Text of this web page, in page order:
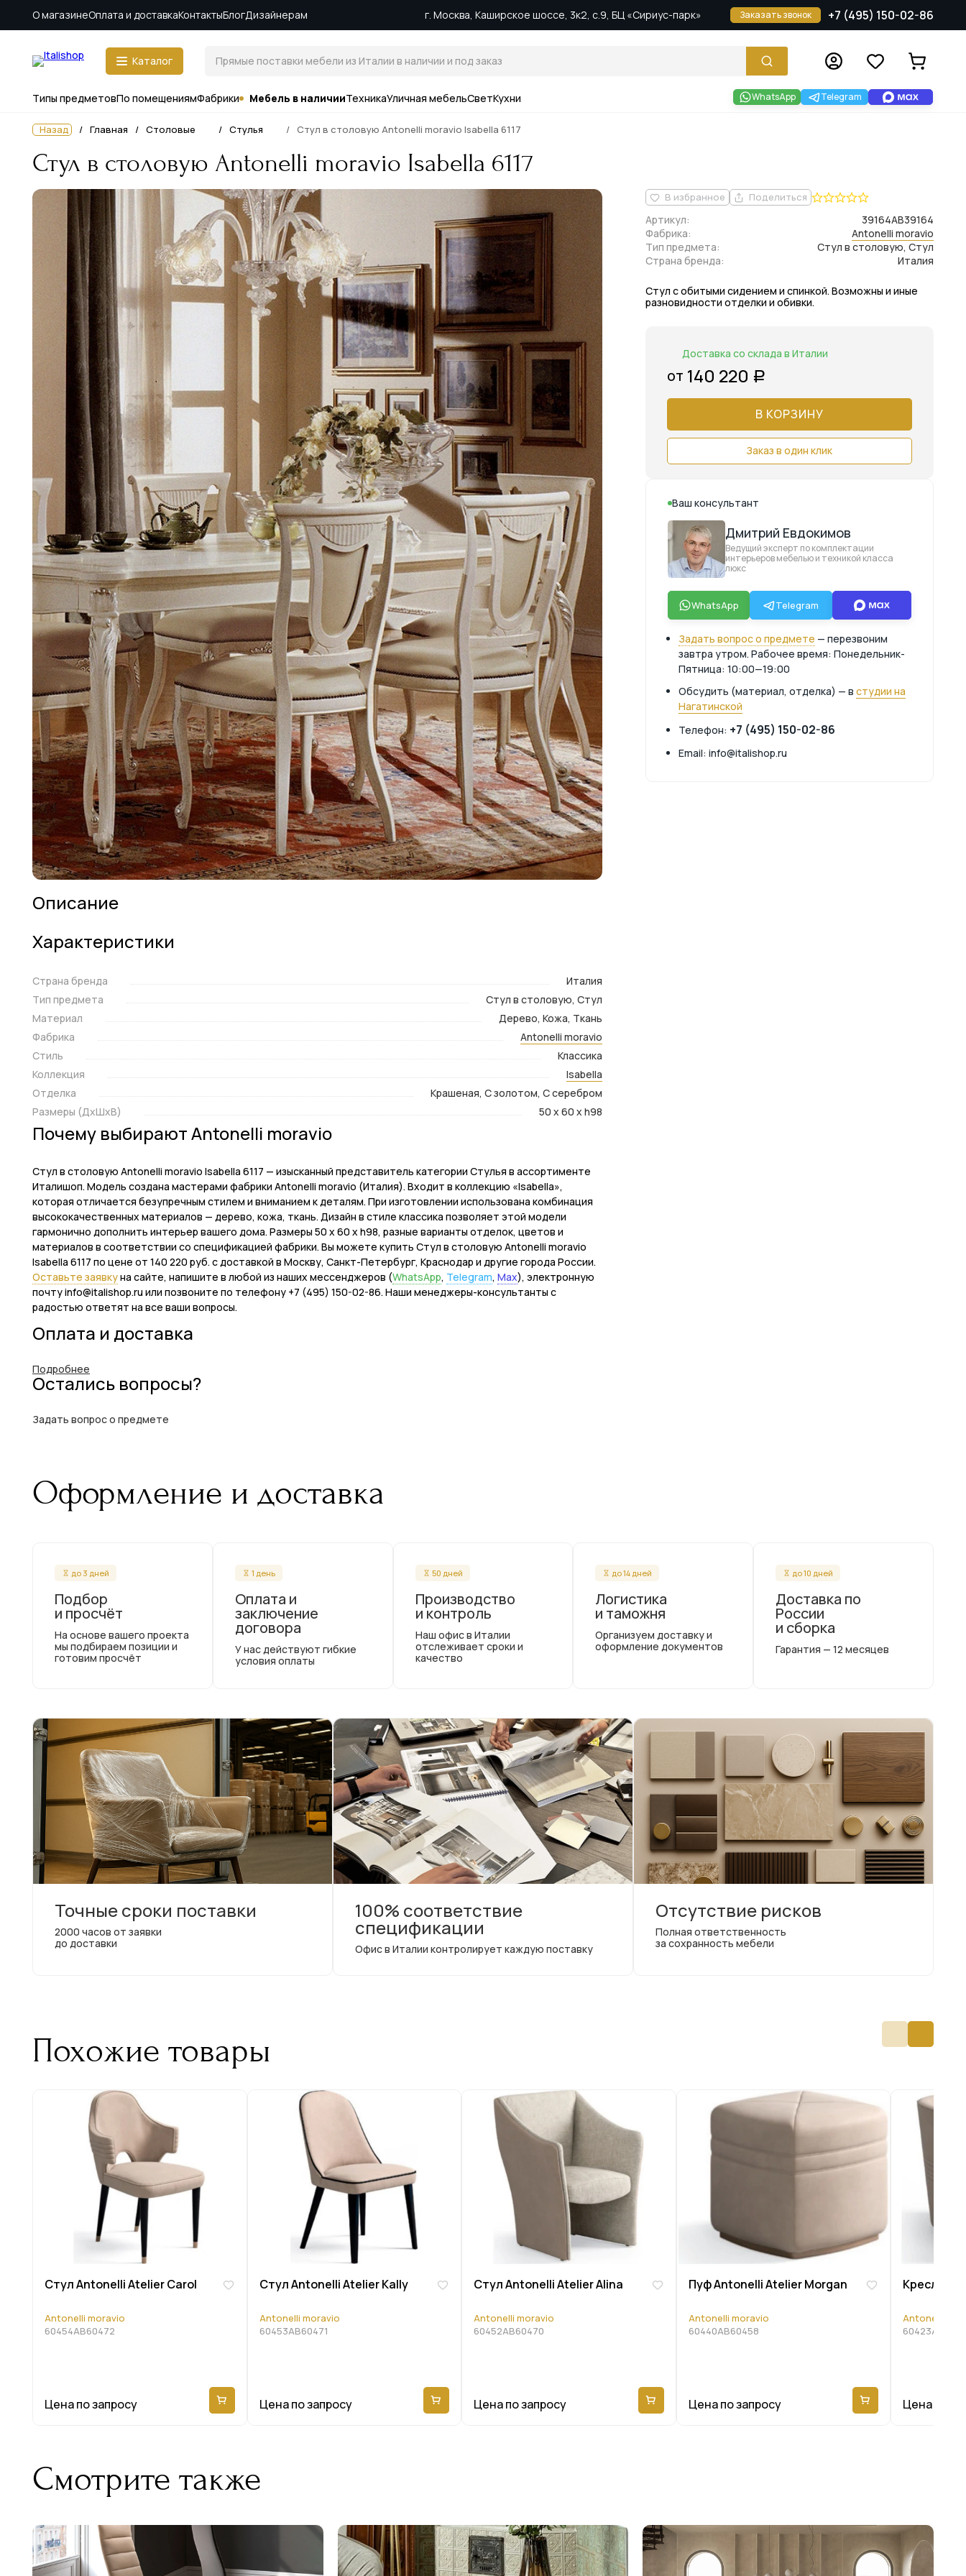
О магазинеОплата и доставкаКонтактыБлогДизайнерам г. Москва, Каширское шоссе, 3к2, с.9, БЦ «Сириус-парк» Заказать звонок +7 (495) 150-02-86
Каталог
Типы предметовПо помещениямФабрики Мебель в наличииТехникаУличная мебельСветКухни WhatsApp Telegram
Назад Главная Столовые Стулья Стул в столовую Antonelli moravio Isabella 6117
Стул в столовую Antonelli moravio Isabella 6117
Описание
Характеристики
Страна бренда
Италия
Тип предмета
Стул в столовую, Стул
Материал
Дерево, Кожа, Ткань
Фабрика
Antonelli moravio
Стиль
Классика
Коллекция
Isabella
Отделка
Крашеная, С золотом, С серебром
Размеры (ДxШxВ)
50 x 60 x h98
Почему выбирают Antonelli moravio
Стул в столовую Antonelli moravio Isabella 6117 — изысканный представитель категории Стулья в ассортименте
Италишоп. Модель создана мастерами фабрики Antonelli moravio (Италия). Входит в коллекцию «Isabella»,
которая отличается безупречным стилем и вниманием к деталям. При изготовлении использована комбинация
высококачественных материалов — дерево, кожа, ткань. Дизайн в стиле классика позволяет этой модели
гармонично дополнить интерьер вашего дома. Размеры 50 x 60 x h98, разные варианты отделок, цветов и
материалов в соответствии со спецификацией фабрики. Вы можете купить Стул в столовую Antonelli moravio
Isabella 6117 по цене от 140 220 руб. с доставкой в Москву, Санкт-Петербург, Краснодар и другие города России.
Оставьте заявкуна сайте, напишите в любой из наших мессенджеров (WhatsApp, Telegram, Max), электронную
почту info@italishop.ru или позвоните по телефону +7 (495) 150-02-86. Наши менеджеры-консультанты с
радостью ответят на все ваши вопросы.
Оплата и доставка
Подробнее
Остались вопросы?
Задать вопрос о предмете
В избранное Поделиться
Фабрика: Antonelli moravio
Артикул:
39164AB39164
Тип предмета:
Стул в столовую, Стул
Страна бренда:
Италия
Стул с обитыми сидением и спинкой. Возможны и иные
разновидности отделки и обивки.
Доставка со склада в Италии
от 140 220 Р
В КОРЗИНУ
Заказ в один клик
Ваш консультант
Дмитрий Евдокимов
Ведущий эксперт по комплектации
интерьеров мебелью и техникой класса
люкс
WhatsApp Telegram
Задать вопрос о предмете — перезвоним
завтра утром. Рабочее время: Понедельник-
Пятница: 10:00—19:00
Обсудить (материал, отделка) — в студии на
Нагатинской
Телефон: +7 (495) 150-02-86
Email: info@italishop.ru
Оформление и доставка
до 3 дней
Подбор
и просчёт
На основе вашего проекта
мы подбираем позиции и
готовим просчёт
1 день
Оплата и
заключение
договора
У нас действуют гибкие
условия оплаты
50 дней
Производство
и контроль
Наш офис в Италии
отслеживает сроки и
качество
до 14 дней
Логистика
и таможня
Организуем доставку и
оформление документов
до 10 дней
Доставка по
России
и сборка
Гарантия — 12 месяцев
Точные сроки поставки
2000 часов от заявки
до доставки
100% соответствие
спецификации
Офис в Италии контролирует каждую поставку
Отсутствие рисков
Полная ответственность
за сохранность мебели
Похожие товары
Стул Antonelli Atelier Carol
Antonelli moravio
60454AB60472
Цена по запросу
Стул Antonelli Atelier Kally
Antonelli moravio
60453AB60471
Цена по запросу
Стул Antonelli Atelier Alina
Antonelli moravio
60452AB60470
Цена по запросу
Пуф Antonelli Atelier Morgan
Antonelli moravio
60440AB60458
Цена по запросу
Кресло
Antonelli
Цена по
Смотрите также